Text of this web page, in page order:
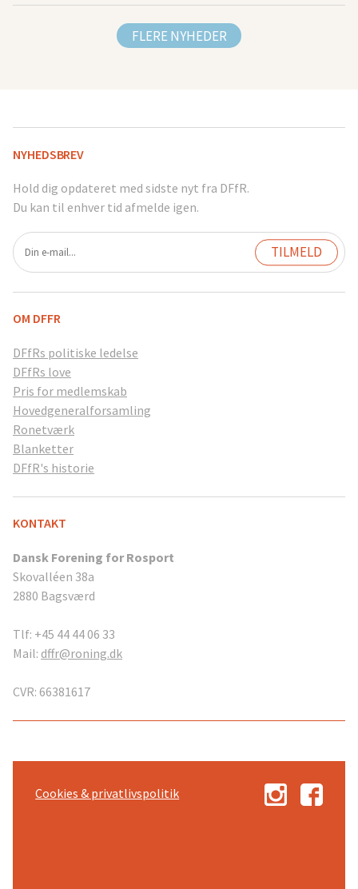
FLERE NYHEDER
NYHEDSBREV
Hold dig opdateret med sidste nyt fra DFfR.
Du kan til enhver tid afmelde igen.
OM DFFR
DFfRs politiske ledelse
DFfRs love
Pris for medlemskab
Hovedgeneralforsamling
Ronetværk
Blanketter
DFfR's historie
KONTAKT
Dansk Forening for Rosport
Skovalléen 38a
2880 Bagsværd
Tlf: +45 44 44 06 33
Mail: dffr@roning.dk
CVR: 66381617
Cookies & privatlivspolitik